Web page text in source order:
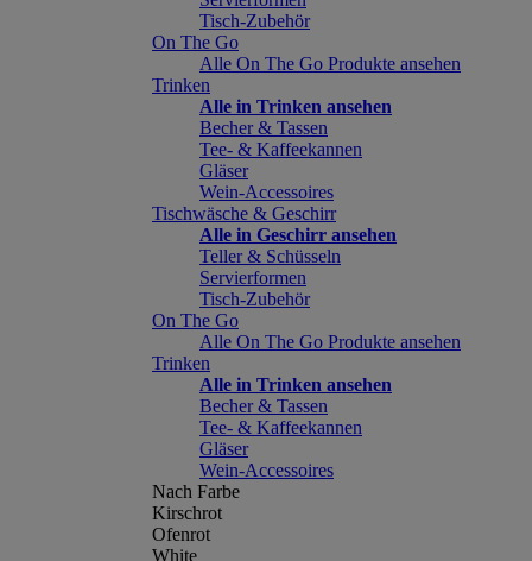
Tisch-Zubehör
On The Go
Alle On The Go Produkte ansehen
Trinken
Alle in Trinken ansehen
Becher & Tassen
Tee- & Kaffeekannen
Gläser
Wein-Accessoires
Tischwäsche & Geschirr
Alle in Geschirr ansehen
Teller & Schüsseln
Servierformen
Tisch-Zubehör
On The Go
Alle On The Go Produkte ansehen
Trinken
Alle in Trinken ansehen
Becher & Tassen
Tee- & Kaffeekannen
Gläser
Wein-Accessoires
Nach Farbe
Kirschrot
Ofenrot
White